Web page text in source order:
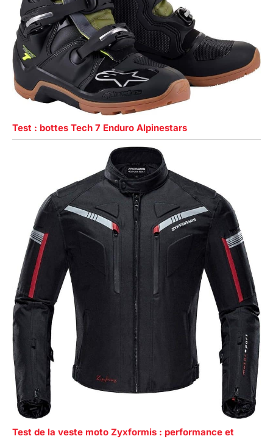
Test : bottes Tech 7 Enduro Alpinestars
Test de la veste moto Zyxformis : performance et